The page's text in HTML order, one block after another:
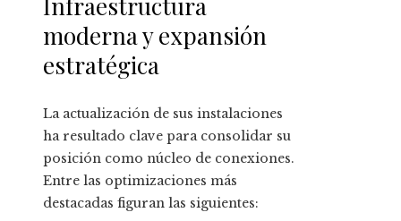
moderna y expansión
estratégica
La actualización de sus instalaciones
ha resultado clave para consolidar su
posición como núcleo de conexiones.
Entre las optimizaciones más
destacadas figuran las siguientes: